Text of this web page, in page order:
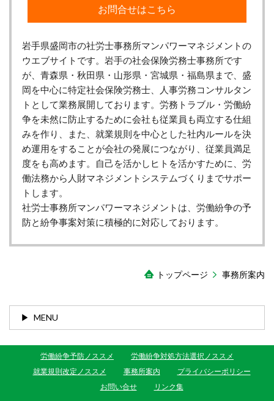
お問合せはこちら
岩手県盛岡市の社労士事務所マンパワーマネジメントの
ウエブサイトです。岩手の社会保険労務士事務所です
が、青森県・秋田県・山形県・宮城県・福島県まで、盛
岡を中心に特定社会保険労務士、人事労務コンサルタン
トとして業務展開しております。労務トラブル・労働紛
争を未然に防止するために会社も従業員も両立する仕組
みを作り、また、就業規則を中心とした社内ルールを決
め運用をすることが会社の発展につながり、従業員満足
度をも高めます。自己を活かしヒトを活かすために、労
働法務から人財マネジメントシステムづくりまでサポー
トします。
社労士事務所マンパワーマネジメントは、労働紛争の予
防と紛争事案対策に積極的に対応しております。
トップページ 事務所案内
MENU
労働紛争予防ノススメ
労働紛争対処方法選択ノススメ
就業規則改定ノススメ
事務所案内
プライバシーポリシー
お問い合せ
リンク集